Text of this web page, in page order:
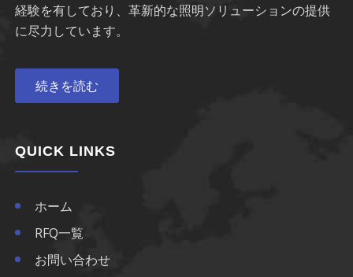
経験を有しており、革新的な照明ソリューションの提供
に尽力しています。
続きを読む
QUICK LINKS
ホーム
RFQ一覧
お問い合わせ